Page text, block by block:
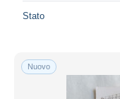
Stato
Nuovo